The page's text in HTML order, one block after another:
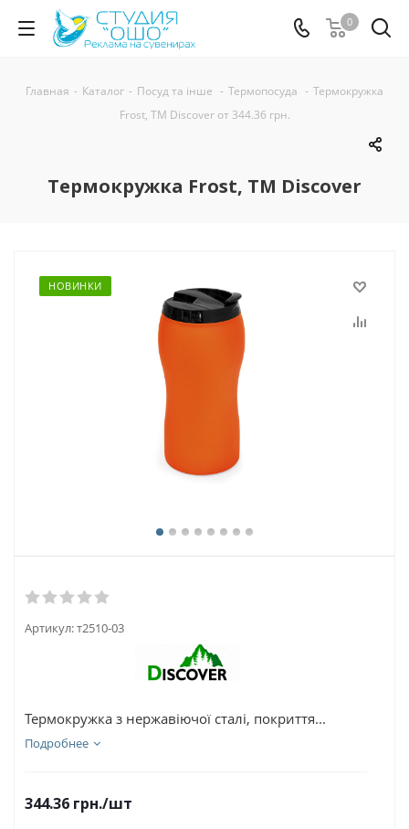
0
Главная - Каталог - Посуд та інше - Термопосуда - Термокружка
Frost, TM Discover от 344.36 грн.
Термокружка Frost, TM Discover
НОВИНКИ
Артикул:т2510-03
Термокружка з нержавіючої сталі, покриття...
Подробнее
344.36 грн./шт